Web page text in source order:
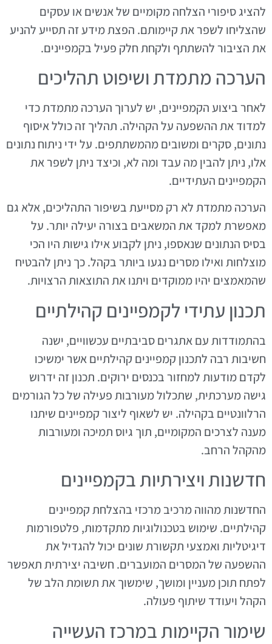
להציג סיפורי הצלחה מקומיים של אנשים או עסקים
שהצליחו לשפר את קיימותם. הפצת מידע זה תסייע להניע
את הציבור להשתתף ולקחת חלק פעיל בקמפיינים.
הערכה מתמדת ושיפוט תהליכים
לאחר ביצוע הקמפיינים, יש לערוך הערכה מתמדת כדי
למדוד את ההשפעה על הקהילה. תהליך זה כולל איסוף
נתונים, סקרים ומשובים מהמשתתפים. על ידי ניתוח נתונים
אלו, ניתן להבין מה עבד ומה לא, וכיצד ניתן לשפר את
הקמפיינים העתידיים.
הערכה מתמדת לא רק מסייעת בשיפור התהליכים, אלא גם
מאפשרת למקד את המשאבים בצורה יעילה יותר. על
בסיס הנתונים שנאספו, ניתן לקבוע אילו גישות היו הכי
מוצלחות ואילו מסרים נגעו ביותר בקהל. כך ניתן להבטיח
שהמאמצים יהיו ממוקדים ויתנו את התוצאות הרצויות.
תכנון עתידי לקמפיינים קהילתיים
בהתמודדות עם אתגרים סביבתיים עכשוויים, ישנה
חשיבות רבה לתכנון קמפיינים קהילתיים אשר ימשיכו
לקדם מודעות למחזור בכנסים ירוקים. תכנון זה ידרוש
גישה מערכתית, שתכלול מעורבות פעילה של כל הגורמים
הרלוונטיים בקהילה. יש לשאוף ליצור קמפיינים שיתנו
מענה לצרכים המקומיים, תוך גיוס תמיכה ומעורבות
מהקהל הרחב.
חדשנות ויצירתיות בקמפיינים
החדשנות מהווה מרכיב מרכזי בהצלחת קמפיינים
קהילתיים. שימוש בטכנולוגיות מתקדמות, פלטפורמות
דיגיטליות ואמצעי תקשורת שונים יכול להגדיל את
ההשפעה של המסרים המועברים. חשיבה יצירתית תאפשר
לפתח תוכן מעניין ומושך, שימשוך את תשומת הלב של
הקהל ויעודד שיתוף פעולה.
שימור הקיימות במרכז העשייה